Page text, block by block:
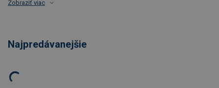
Zobraziť viac
Najpredávanejšie